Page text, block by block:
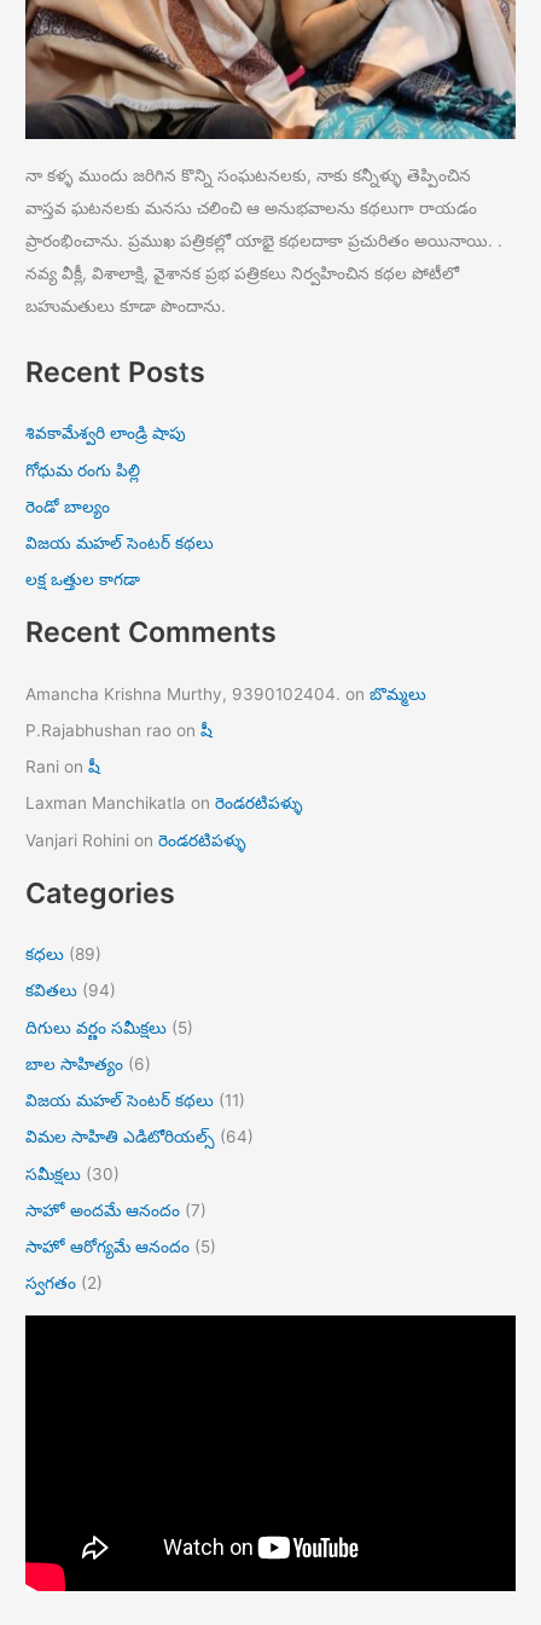
నా కళ్ళ ముందు జరిగిన కొన్ని సంఘటనలకు, నాకు కన్నీళ్ళు తెప్పించిన
వాస్తవ ఘటనలకు మనసు చలించి ఆ అనుభవాలను కథలుగా రాయడం
ప్రారంభించాను. ప్రముఖ పత్రికల్లో యాభై కథలదాకా ప్రచురితం అయినాయి. .
నవ్య వీక్లీ, విశాలాక్షి, వైశానక ప్రభ పత్రికలు నిర్వహించిన కథల పోటీలో
బహుమతులు కూడా పొందాను.
Recent Posts
శివకామేశ్వరి లాండ్రి షాపు
గోధుమ రంగు పిల్లి
రెండో బాల్యం
విజయ మహల్ సెంటర్ కథలు
లక్ష ఒత్తుల కాగడా
Recent Comments
Amancha Krishna Murthy, 9390102404. onబొమ్మలు
P.Rajabhushan rao onషీ
Rani onషీ
Laxman Manchikatla onరెండరటిపళ్ళు
Vanjari Rohini onరెండరటిపళ్ళు
Categories
కధలు (89)
కవితలు (94)
దిగులు వర్ణం సమీక్షలు (5)
బాల సాహిత్యం (6)
విజయ మహల్ సెంటర్ కథలు (11)
విమల సాహితి ఎడిటోరియల్స్ (64)
సమీక్షలు (30)
సాహో అందమే ఆనందం (7)
సాహో ఆరోగ్యమే ఆనందం (5)
స్వగతం (2)